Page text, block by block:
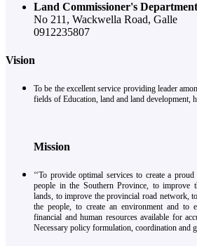
Land Commissioner's
No 211, Wackwella Road, Galle
0912235807
Vision
To be the excellent service providing leader
fields of Education, land and land development,
Mission
‘‘To provide optimal services to create a
people in the Southern Province, to improve
lands, to improve the provincial road network,
the people, to create an environment and to
financial and human resources available for
Necessary policy formulation, coordination and